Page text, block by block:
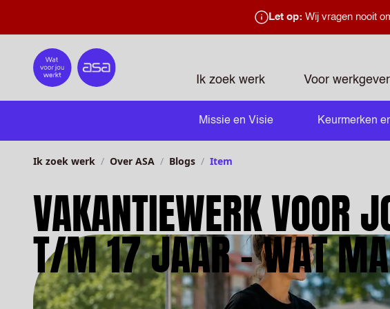
Let op: Wij vragen nooit
Home Ik zoek werk Voor
Missie en Visie Keurmerken
Ik zoek werk Over ASA Blogs Item
VAKANTIEWERK VOOR
T/M 17 JAAR – WAT